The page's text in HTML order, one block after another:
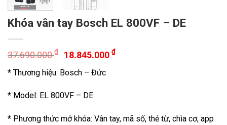
Khóa vân tay Bosch EL 800VF – DE
37.690.000₫ 18.845.000₫
* Thương hiệu: Bosch – Đức
* Model: EL 800VF – DE
* Phương thức mở khóa: Vân tay, mã số, thẻ từ, chìa cơ, app